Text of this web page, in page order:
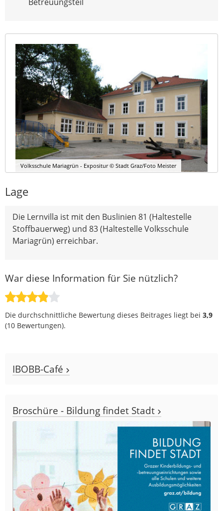
Volksschule Mariagrün - Expositur © Stadt Graz/Foto Meister
Lage
Die Lernvilla ist mit den Buslinien 81 (Haltestelle
Stoffbauerweg) und 83 (Haltestelle Volksschule
Mariagrün) erreichbar.
War diese Information für Sie nützlich?
Die durchschnittliche Bewertung dieses Beitrages liegt bei 3,9
(10 Bewertungen).
IBOBB-Café
Broschüre - Bildung findet Stadt